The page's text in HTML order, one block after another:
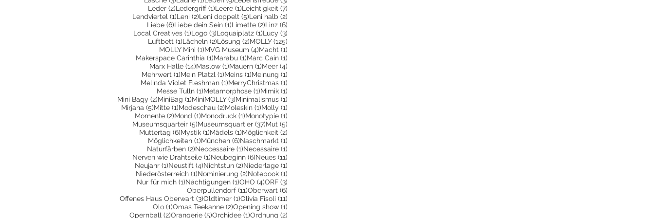
Leder (2)2 Beiträge
Ledergriff (1)1 Beitrag
Leere (1)1 Beitrag
Leichtigkeit (7)
Lendviertel (1)1 Beitrag
Leni (2)2 Beiträge
Leni doppelt (5)5 Beiträge
Leni halb (2)
Liebe (6)6 Beiträge
Liebe dein Sein (1)1 Beitrag
Limette (2)2 Beiträge
Linz (6)
Local Creatives (1)1 Beitrag
Logo (3)3 Beiträge
Loquaiplatz (1)1 Beitrag
Lucy (3)
Luftbett (1)1 Beitrag
Lächeln (2)2 Beiträge
Lösung (2)2 Beiträge
MOLLY (125)
MOLLY Mini (1)1 Beitrag
MVG Museum (4)4 Beiträge
Macht (1)
Makerspace Carinthia (1)1 Beitrag
Marabu (1)1 Beitrag
Marc Cain (1)
Marx Halle (14)14 Beiträge
Maslow (1)1 Beitrag
Mauern (1)1 Beitrag
Meer (4)
Mehrwert (1)1 Beitrag
Mein Platzl (1)1 Beitrag
Meins (1)1 Beitrag
Meinung (1)
Melinda Violet Fleshman (1)1 Beitrag
MerryChristmas (1)
Messe Tulln (1)1 Beitrag
Metamorphose (1)1 Beitrag
Mimik (1)
Mini Bagy (2)2 Beiträge
MiniBag (1)1 Beitrag
MiniMOLLY (3)3 Beiträge
Minimalismus (1)
Mirjana (5)5 Beiträge
Mitte (1)1 Beitrag
Modeschau (2)2 Beiträge
Moleskin (1)1 Beitrag
Molly (1)
Momente (2)2 Beiträge
Mond (1)1 Beitrag
Monodruck (1)1 Beitrag
Monotypie (1)
Museumsquarteir (5)5 Beiträge
Museumsquartier (37)37 Beiträge
Mut (5)
Muttertag (6)6 Beiträge
Mystik (1)1 Beitrag
Mädels (1)1 Beitrag
Möglichkeit (2)
Möglichkeiten (1)1 Beitrag
München (6)6 Beiträge
Naschmarkt (1)
Naturfärben (2)2 Beiträge
Neccessaire (1)1 Beitrag
Necessaire (1)
Nerven wie Drahtseile (1)1 Beitrag
Neubeginn (6)6 Beiträge
Neues (11)
Neujahr (1)1 Beitrag
Neustift (4)4 Beiträge
Nichtstun (2)2 Beiträge
Niederlage (1)
Niederösterreich (1)1 Beitrag
Nominierung (2)2 Beiträge
Notebook (1)
Nur für mich (1)1 Beitrag
Nächtigungen (1)1 Beitrag
OHO (4)4 Beiträge
ORF (3)
Oberpullendorf (11)11 Beiträge
Oberwart (6)
Offenes Haus Oberwart (3)3 Beiträge
Oldtimer (1)1 Beitrag
Olivia Fisoli (11)
Olo (1)1 Beitrag
Omas Teekanne (2)2 Beiträge
Opening show (1)
Opernball (2)2 Beiträge
Orangerie (5)5 Beiträge
Orchidee (1)1 Beitrag
Ordnung (2)